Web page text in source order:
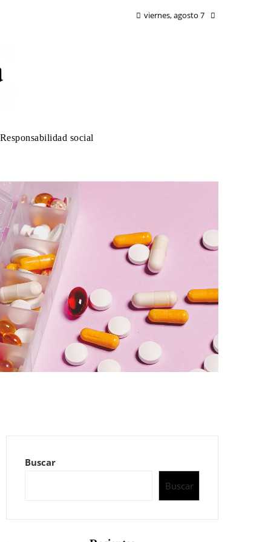
viernes, agosto 7
Responsabilidad social
Buscar
Buscar